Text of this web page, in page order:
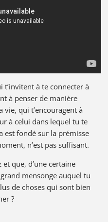
t’invitent à te connecter à
à penser de manière
qui t’encouragent à
à celui dans lequel tu te
est fondé sur la prémisse
n’est pas suffisant.
et que, d’une certaine
mensonge auquel tu
de choses qui sont bien
?